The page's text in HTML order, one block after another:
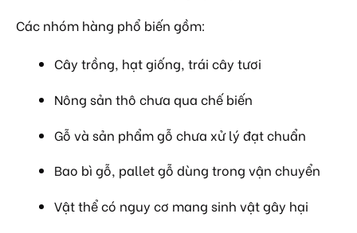
Các nhóm hàng phổ biến gồm:
Cây trồng, hạt giống, trái cây tươi
Nông sản thô chưa qua chế biến
Gỗ và sản phẩm gỗ chưa xử lý đạt chuẩn
Bao bì gỗ, pallet gỗ dùng trong vận chuyển
Vật thể có nguy cơ mang sinh vật gây hại